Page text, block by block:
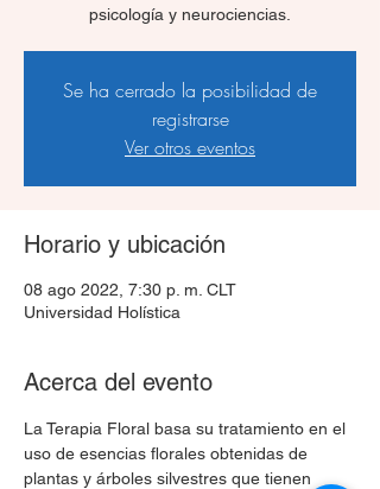
psicología y neurociencias.
Se ha cerrado la posibilidad de
registrarse
Ver otros eventos
Horario y ubicación
08 ago 2022, 7:30 p. m. CLT
Universidad Holística
Acerca del evento
La Terapia Floral basa su tratamiento en el
uso de esencias florales obtenidas de
plantas y árboles silvestres que tienen